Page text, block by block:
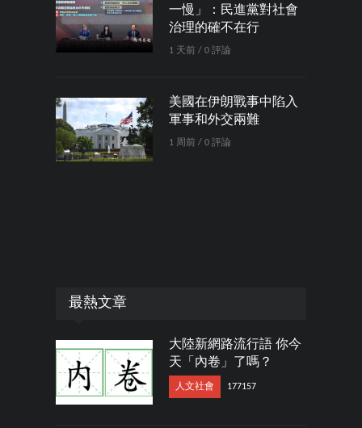
一慢」：民進黨對社會
治理的確不在行
1 天前 / 0 評論
美國在伊朗戰事中陷入
軍事和外交兩難
1 周前 / 0 評論
最熱文章
大陸新網路流行語 你今
天「內卷」了嗎？
人文社會 177157